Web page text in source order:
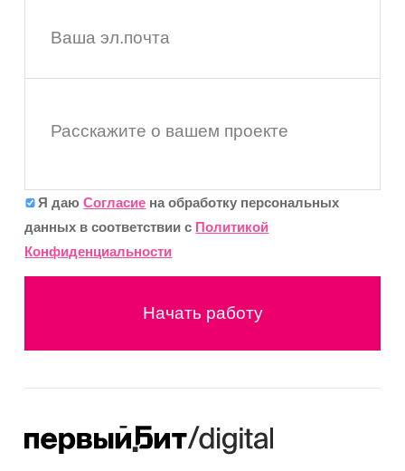
Ваша эл.почта
Расскажите о вашем проекте
Я даюСогласие на обработку персональных
данных в соответствии с Политикой
Конфиденциальности
Начать работу